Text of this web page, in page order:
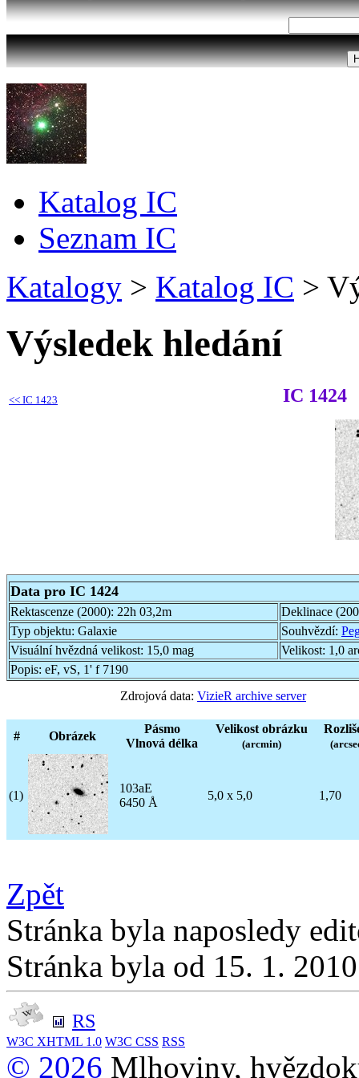
Katalog IC
Seznam IC
Katalogy > Katalog IC >
Výsledek hledání
<< IC 1423 IC 1424
Data pro IC 1424
Rektascenze (2000): 22h 03,2m
Deklinace
Typ objektu: Galaxie Souhvězdí:
Visuální hvězdná velikost: 15,0 mag Velikost: 1,0
Popis: eF, vS, 1' f 7190
Zdrojová data: VizieR archive server
# Obrázek
Pásmo
Vlnová délka
Velikost obrázku
(arcmin)
(1)
103aE
6450 Å
5,0 x 5,0 1,70
Zpět
Stránka byla naposledy
Stránka byla od 15. 1.
RS
W3C XHTML 1.0 W3C CSS RSS
© 2026 Mlhoviny,